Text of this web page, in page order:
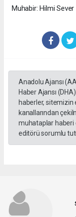
Muhabir: Hilmi Sever
Anadolu Ajansı
Haber Ajansı
haberler,
kanallarından
muhataplar haberi
editörü sorumlu